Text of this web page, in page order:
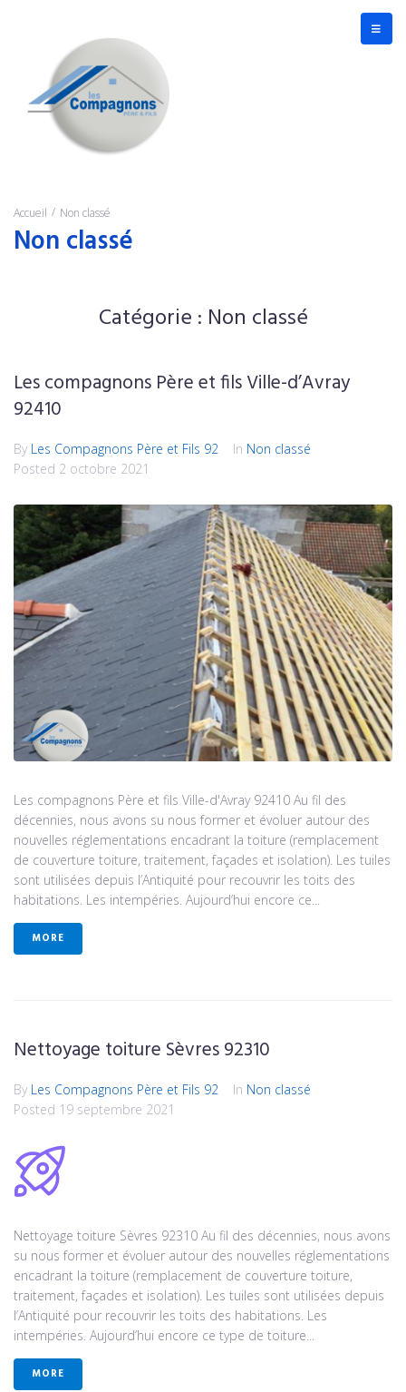
Non classé
Accueil / Non classé
Catégorie : Non classé
Les compagnons Père et fils Ville-d’Avray
92410
By Les Compagnons Père et Fils 92 In Non classé
Posted 2 octobre 2021
Les compagnons Père et fils Ville-d'Avray 92410 Au fil des
décennies, nous avons su nous former et évoluer autour des
nouvelles réglementations encadrant la toiture (remplacement
de couverture toiture, traitement, façades et isolation). Les tuiles
sont utilisées depuis l’Antiquité pour recouvrir les toits des
habitations. Les intempéries. Aujourd’hui encore ce...
MORE
Nettoyage toiture Sèvres 92310
By Les Compagnons Père et Fils 92 In Non classé
Posted 19 septembre 2021
Nettoyage toiture Sèvres 92310 Au fil des décennies, nous avons
su nous former et évoluer autour des nouvelles réglementations
encadrant la toiture (remplacement de couverture toiture,
traitement, façades et isolation). Les tuiles sont utilisées depuis
l’Antiquité pour recouvrir les toits des habitations. Les
intempéries. Aujourd’hui encore ce type de toiture...
MORE